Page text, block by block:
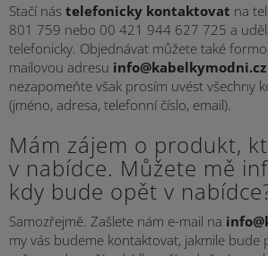
Stačí nás telefonicky kontaktovat na
801 759 nebo 00 421 944 627 725 a
telefonicky. Objednávat můžete také
mailovou adresu info@kabelkymodni.cz
nezapomeňte však prosím uvést všechny
(jméno, adresa, telefonní číslo, email).
Mám zájem o produkt,
v nabídce. Můžete mě
kdy bude opět v
Samozřejmě. Zašlete nám e-mail na
my vás budeme kontaktovat, jakmile